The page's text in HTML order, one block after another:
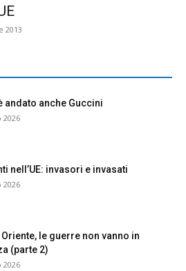
2013
andato anche Guccini
2026
nell’UE: invasori e invasati
2026
le guerre non vanno in
(parte 2)
2026